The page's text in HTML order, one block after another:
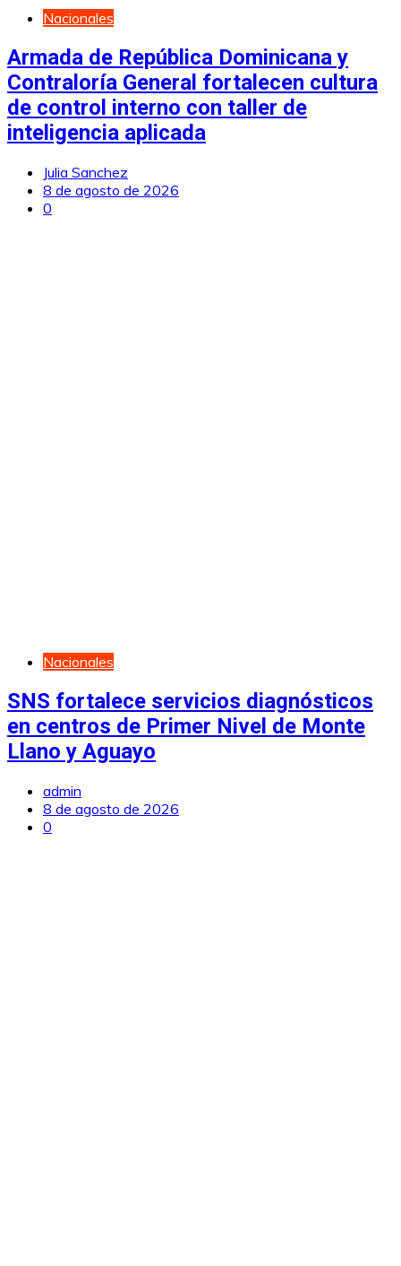
Nacionales
Armada de República Dominicana y
Contraloría General fortalecen cultura
de control interno con taller de
inteligencia aplicada
Julia Sanchez
8 de agosto de 2026
0
Nacionales
SNS fortalece servicios diagnósticos
en centros de Primer Nivel de Monte
Llano y Aguayo
admin
8 de agosto de 2026
0